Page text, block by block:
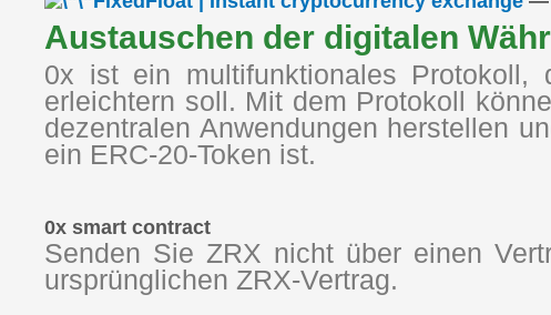
Austauschen der digitalen
0x ist ein multifunktionales Protokoll,
erleichtern soll. Mit dem Protokoll
dezentralen Anwendungen herstellen
ein ERC-20-Token ist.
0x smart contract
Senden Sie ZRX nicht über einen
ursprünglichen ZRX-Vertrag.